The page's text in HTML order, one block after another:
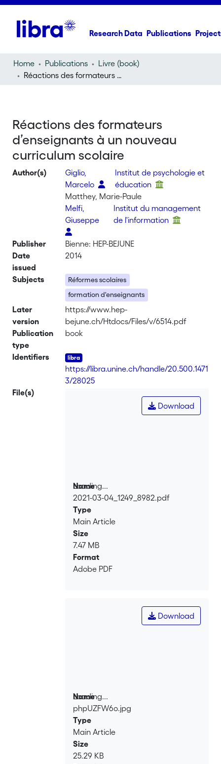
Research Data Publications
Home Publications
Livre (book)
Réactions des formateurs d’enseignants à un nouveau curriculum scolaire
Réactions des formateurs
d’enseignants à un nouveau
curriculum scolaire
Author(s)
Giglio,
Marcelo
Institut de psychologie et
éducation
Matthey, Marie-Paule
Melfi,
Giuseppe
Institut du management
de l'information
Publisher
Bienne: HEP-BEJUNE
Date
issued
2014
Subjects
Réformes scolaires
formation d'enseignants
Later
version
https://www.hep-
bejune.ch/Htdocs/Files/v/6514.pdf
Publication
type
book
Identifiers
https://libra.unine.ch/handle/20.500.1471
3/28025
File(s)
Loading...
Loading...
Download
Name
2021-03-04_1249_8982.pdf
Type
Main Article
Size
7.47 MB
Format
Adobe PDF
Loading...
Loading...
Download
Name
phpUZFW6o.jpg
Type
Main Article
Size
25.29 KB